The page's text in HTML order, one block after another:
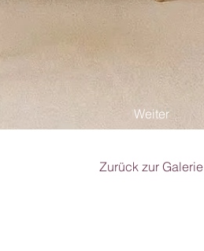
Weiter
Zurück zur Galerie